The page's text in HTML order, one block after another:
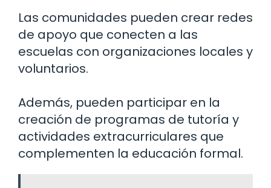
Las comunidades pueden crear redes
de apoyo que conecten a las
escuelas con organizaciones locales y
voluntarios.
Además, pueden participar en la
creación de programas de tutoría y
actividades extracurriculares que
complementen la educación formal.